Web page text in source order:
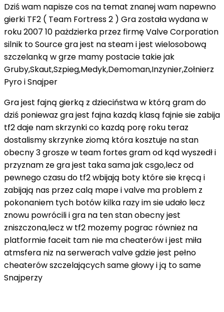
Dziś wam napisze cos na temat znanej wam napewno
gierki TF2 ( Team Fortress 2 ) Gra została wydana w
roku 2007 10 pażdzierka przez firmę Valve Corporation
silnik to Source gra jest na steam i jest wielosobową
szczelanką w grze mamy postacie takie jak
Gruby,Skaut,Szpieg,Medyk,Demoman,Inzynier,Zołnierz
Pyro i Snajper
Gra jest fajną gierką z dzieciństwa w którą gram do
dziś poniewaz gra jest fajna kazdą klasą fajnie sie zabija
tf2 daje nam skrzynki co kazdą porę roku teraz
dostalismy skrzynke ziomą która kosztuje na stan
obecny 3 grosze w team fortes gram od kąd wyszedł i
przyznam ze gra jest taka sama jak csgo,lecz od
pewnego czasu do tf2 wbijają boty które sie kręcą i
zabijają nas przez calą mape i valve ma problem z
pokonaniem tych botów kilka razy im sie udało lecz
znowu powrócili i gra na ten stan obecny jest
zniszczona,lecz w tf2 mozemy pograc równiez na
platformie faceit tam nie ma cheaterów i jest miła
atmsfera niz na serwerach valve gdzie jest pełno
cheaterów szczelających same głowy i ją to same
Snajperzy